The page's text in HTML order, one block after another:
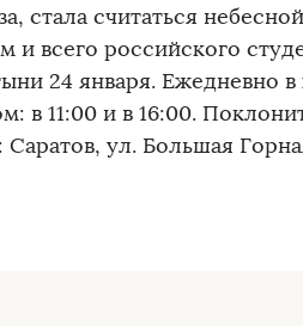
стала считаться небесной
и всего российского
24 января. Ежедневно в
в 11:00 и в 16:00.
ул. Большая